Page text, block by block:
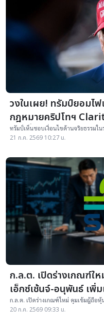
วงในเผย! ทรัมป์ยอมไ
กฎหมายคริปโทฯ
ส.ค.นี้
ทรัมป์เห็นชอบเงื่อนไขด้านจริยธรรมใ
ก่อนวุฒิสภาสหรัฐฯ ลงมติกฎหมายกำกับ
21 ก.ค. 2569 10:27 น.
ก.ล.ต. เปิดร่างเกณฑ์
เอ็กซ์เช้นจ์-อนุพันธ์ เพิ่
ก.ล.ต. เปิดร่างเกณฑ์ใหม่ คุมเข้มผู้ถือ
และธุรกิจอนุพันธ์ เพิ่มการตรวจสอบคดี
20 ก.ค. 2569 09:33 น.